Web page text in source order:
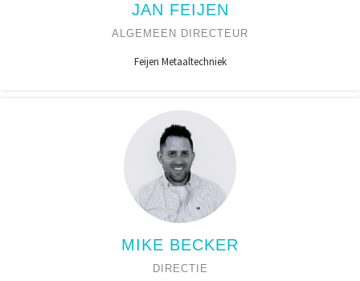
JAN FEIJEN
ALGEMEEN DIRECTEUR
Feijen Metaaltechniek
MIKE BECKER
DIRECTIE